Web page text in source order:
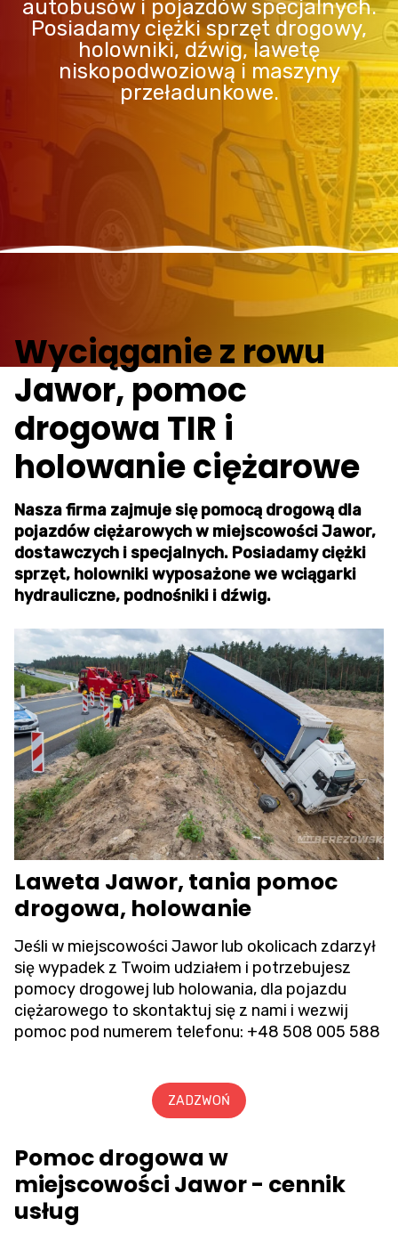
autobusów i pojazdów specjalnych.
Posiadamy ciężki sprzęt drogowy,
holowniki, dźwig, lawetę
niskopodwoziową i maszyny
przeładunkowe.
Wyciąganie z rowu
Jawor, pomoc
drogowa TIR i
holowanie ciężarowe
Nasza firma zajmuje się pomocą drogową dla
pojazdów ciężarowych w miejscowości Jawor,
dostawczych i specjalnych. Posiadamy ciężki
sprzęt, holowniki wyposażone we wciągarki
hydrauliczne, podnośniki i dźwig.
Laweta Jawor, tania pomoc
drogowa, holowanie
Jeśli w miejscowości Jawor lub okolicach zdarzył
się wypadek z Twoim udziałem i potrzebujesz
pomocy drogowej lub holowania, dla pojazdu
ciężarowego to skontaktuj się z nami i wezwij
pomoc pod numerem telefonu: +48 508 005 588
ZADZWOŃ
Pomoc drogowa w
miejscowości Jawor - cennik
usług